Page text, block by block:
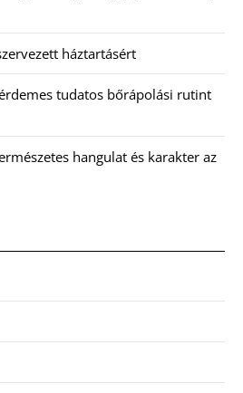
háztartásért
tudatos bőrápolási rutint
hangulat és karakter az